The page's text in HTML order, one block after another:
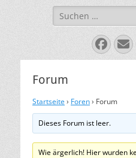
Suchen
nach:
E-
Forum
Startseite › Foren› Forum
Dieses Forum ist leer.
Wie ärgerlich! Hier wurden